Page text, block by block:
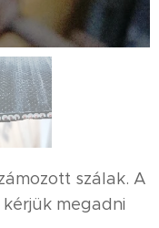
szálak. A
megadni